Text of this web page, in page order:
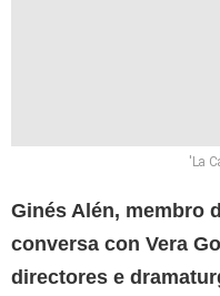
'La
Ginés Alén, membro
conversa con Vera
directores e